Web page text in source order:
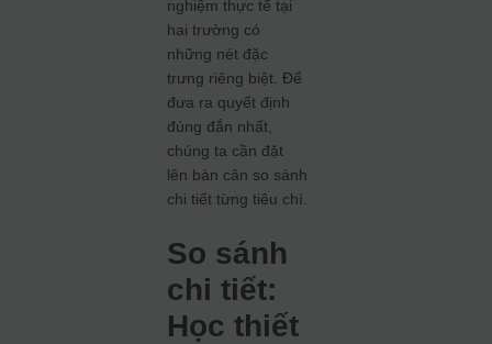
nghiệm thực tế tại
hai trường có
những nét đặc
trưng riêng biệt. Để
đưa ra quyết định
đúng đắn nhất,
chúng ta cần đặt
lên bàn cân so sánh
chi tiết từng tiêu chí.
So sánh
chi tiết:
Học thiết